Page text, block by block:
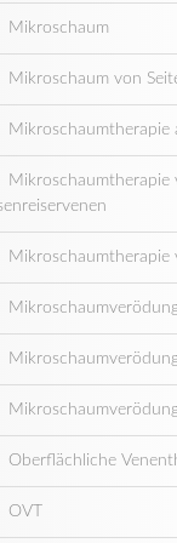
Mikroschaum
Mikroschaum von
Mikroschaumtherapie
Mikroschaumtherapie
Mikroschaumtherapie
Oberflächliche
OVT